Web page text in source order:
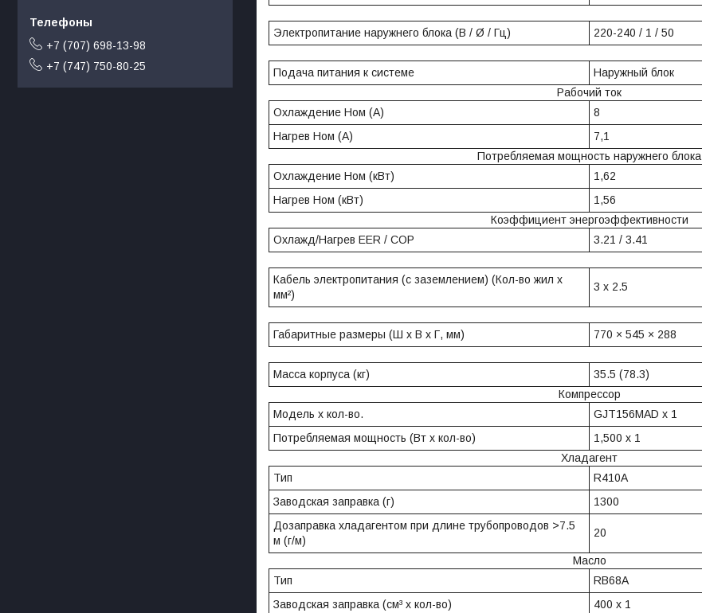
Электропитание наружнего блока (В / Ø / Гц) 220-240 / 1 / 50
Подача питания к системе
Наружный блок
Рабочий ток
Охлаждение Ном (A)
8
Нагрев Ном (A)
7,1
Потребляемая мощность наружнего блока
Охлаждение Ном (кВт)
1,62
Нагрев Ном (кВт)
1,56
Коэффициент энергоэффективности
Охлажд/Нагрев EER / COP
3.21 / 3.41
Кабель электропитания (с заземлением) (Кол-во жил x
мм²)
3 x 2.5
Габаритные размеры (Ш x В x Г, мм) 770 × 545 × 288
Масса корпуса (кг)
35.5 (78.3)
Компрессор
Модель x кол-во.
GJT156MAD x 1
Потребляемая мощность (Вт x кол-во)
1,500 x 1
Хладагент
Тип
R410A
Заводская заправка (г)
1300
Дозаправка хладагентом при длине трубопроводов >7.5
м (г/м)
20
Масло
Тип
RB68A
Заводская заправка (см³ x кол-во)
400 x 1
+7 (707) 698-13-98
+7 (747) 750-80-25